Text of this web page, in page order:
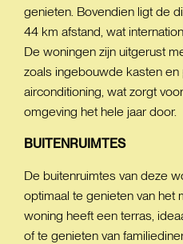
genieten. Bovendien ligt de
44 km afstand, wat
De woningen zijn uitgerust
zoals ingebouwde kasten en
airconditioning, wat zorgt
omgeving het hele jaar door.
BUITENRUIMTES
De buitenruimtes van deze
optimaal te genieten van het
woning heeft een terras,
of te genieten van